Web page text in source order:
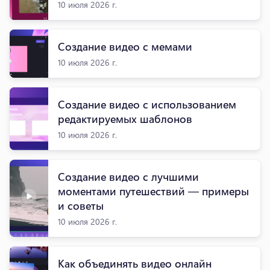
10 июля 2026 г.
Создание видео с мемами
10 июля 2026 г.
Создание видео с использованием
редактируемых шаблонов
10 июля 2026 г.
Создание видео с лучшими
моментами путешествий — примеры
и советы
10 июля 2026 г.
Как объединять видео онлайн